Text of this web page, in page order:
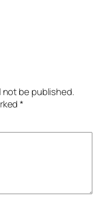
not be published.
*